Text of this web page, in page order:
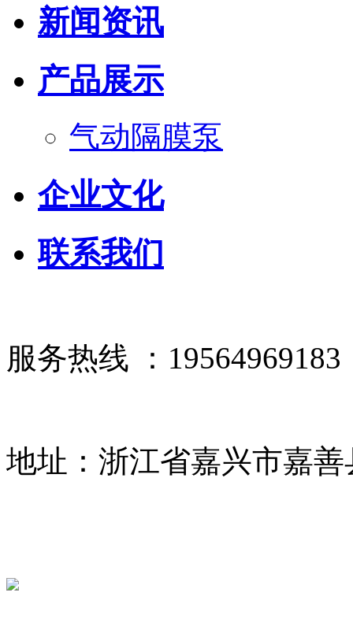
新闻资讯
产品展示
气动隔膜泵
企业文化
联系我们
服务热线 ：19564969183
地址：浙江省嘉兴市嘉